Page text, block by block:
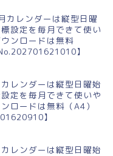
カレンダーは縦型日曜
設定を毎月できて使い
ンロードは無料
】
レンダーは縦型日曜始
定を毎月できて使いや
ロードは無料（A4）
】
レンダーは縦型日曜始